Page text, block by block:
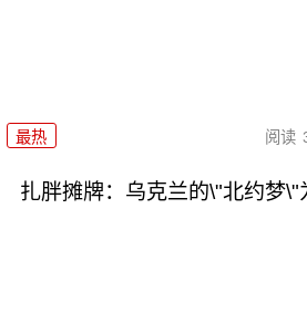
最热 阅读
扎胖摊牌：乌克兰的\"北约梦\"